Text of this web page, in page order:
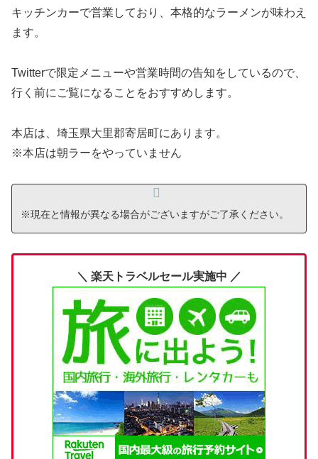
キッチンカーで営業しており、本格的なラーメンが味わえ
ます。
Twitterで限定メニューや営業時間の告知をしているので、
行く前にご覧になることをおすすめします。
本店は、埼玉県大里郡寄居町にあります。
※本店は朝ラーをやっていません
※現在と情報が異なる場合がございますがご了承ください。
＼ 楽天トラベルセール実施中 ／